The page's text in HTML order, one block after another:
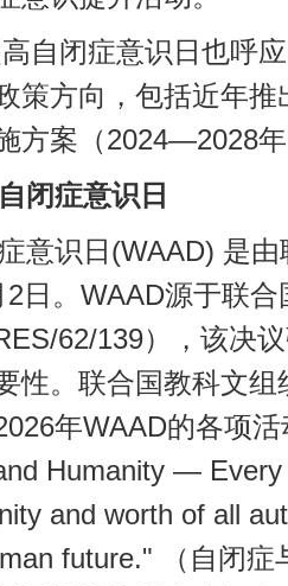
自闭症意识日也呼
策方向，包括近年推
方案（2024—2028
闭症意识日
意识日(WAAD) 是
2日。WAAD源于联
62/139），该决
性。联合国教科文
年WAAD的各项
Humanity —
and worth of all
future." （自闭